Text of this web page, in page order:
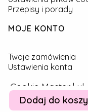
Przepisy i porady
MOJE KONTO
Twoje zamówienia
Ustawienia konta
Cookie Master |
Góra | NIP:
Dodaj do